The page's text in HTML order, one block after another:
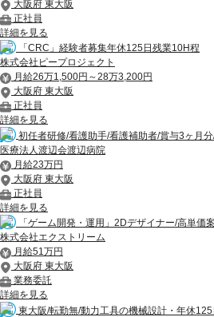
大阪府 東大阪
正社員
詳細を見る
「CRC」経験者募集年休125日残業10H程
株式会社ピープロジェクト
月給26万1,500円～28万3,200円
大阪府 東大阪
正社員
詳細を見る
初任者研修/看護助手/看護補助者/賞与3ヶ月
医療法人渡辺会渡辺病院
月給23万円
大阪府 東大阪
正社員
詳細を見る
「ゲーム開発・運用」2Dデザイナー/高単価
株式会社エクストリーム
月給51万円
大阪府 東大阪
業務委託
詳細を見る
東大阪/転勤無/動力工具の機械設計・年休125